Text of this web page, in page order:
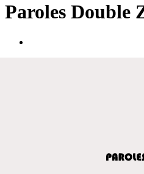
Paroles Double